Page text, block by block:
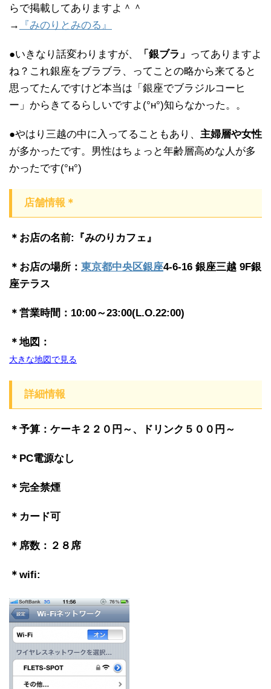
らで掲載してありますよ＾＾
→
『みのりとみのる』
●いきなり話変わりますが、 「銀ブラ」 ってありますよ
ね？これ銀座をブラブラ、ってことの略から来てると
思ってたんですけど本当は「銀座でブラジルコーヒ
ー」からきてるらしいですよ(°н°)知らなかった。。
●やはり三越の中に入ってることもあり、 主婦層や女性
が多かったです。男性はちょっと年齢層高めな人が多
かったです(°н°)
店舗情報＊
＊お店の名前:『みのりカフェ』
＊お店の場所： 東京都中央区銀座4-6-16 銀座三越 9F銀
座テラス
＊営業時間：10:00～23:00(L.O.22:00)
＊地図：
大きな地図で見る
詳細情報
＊予算：ケーキ２２０円～、ドリンク５００円～
＊PC電源なし
＊完全禁煙
＊カード可
＊席数：２８席
＊wifi: